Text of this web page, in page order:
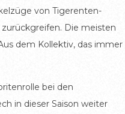
von Tigerenten-
Die meisten
dem Kollektiv, das immer
bei den
in dieser Saison weiter